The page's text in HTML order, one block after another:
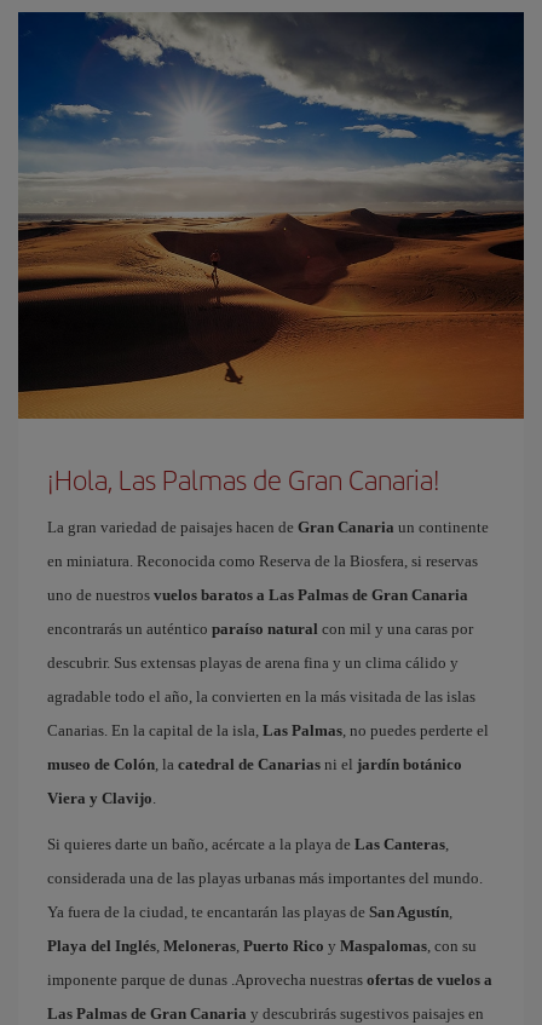
¡Hola, Las Palmas de Gran Canaria!
La gran variedad de paisajes hacen de Gran Canaria un continente
en miniatura. Reconocida como Reserva de la Biosfera, si reservas
uno de nuestros vuelos baratos a Las Palmas de Gran Canaria
encontrarás un auténtico paraíso natural con mil y una caras por
descubrir. Sus extensas playas de arena fina y un clima cálido y
agradable todo el año, la convierten en la más visitada de las islas
Canarias. En la capital de la isla, Las Palmas, no puedes perderte el
museo de Colón, la catedral de Canarias ni el jardín botánico
Viera y Clavijo.
Si quieres darte un baño, acércate a la playa de Las Canteras,
considerada una de las playas urbanas más importantes del mundo.
Ya fuera de la ciudad, te encantarán las playas de San Agustín,
Playa del Inglés, Meloneras, Puerto Rico y Maspalomas, con su
imponente parque de dunas .Aprovecha nuestras ofertas de vuelos a
Las Palmas de Gran Canaria y descubrirás sugestivos paisajes en